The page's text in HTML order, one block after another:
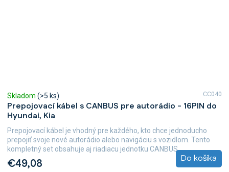
Prepojovací kábel s CANBUS pre autorádio - 16PIN do
Hyundai, Kia
Skladom (>5 ks)
€49,08 Do košíka
Prepojovací kábel je vhodný pre každého, kto chce jednoducho
prepojiť svoje nové autorádio alebo navigáciu s vozidlom. Tento
kompletný set obsahuje aj riadiacu jednotku CANBUS,...
CC040